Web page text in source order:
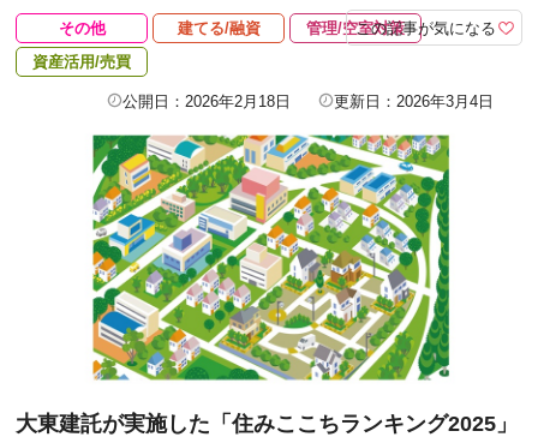
その他 建てる/融資
管理/空室対策
資産活用/売買
この記事が気になる
公開日：2026年2月18日 更新日：2026年3月4日
大東建託が実施した「住みここちランキング2025」